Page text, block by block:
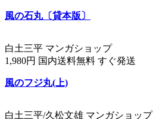
風の石丸〔貸本版〕
白土三平 マンガショップ
1,980円 国内送料無料 すぐ発送
風のフジ丸(上)
白土三平/久松文雄 マンガショップ